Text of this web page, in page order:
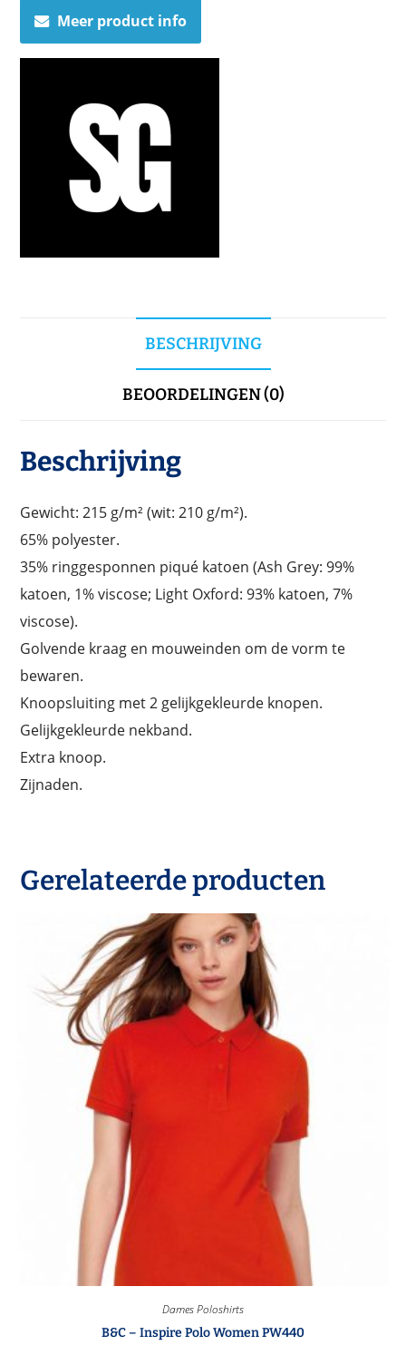
Meer product info
BESCHRIJVING
BEOORDELINGEN (0)
Beschrijving
Gewicht: 215 g/m² (wit: 210 g/m²).
65% polyester.
35% ringgesponnen piqué katoen (Ash Grey: 99%
katoen, 1% viscose; Light Oxford: 93% katoen, 7%
viscose).
Golvende kraag en mouweinden om de vorm te
bewaren.
Knoopsluiting met 2 gelijkgekleurde knopen.
Gelijkgekleurde nekband.
Extra knoop.
Zijnaden.
Gerelateerde producten
Dames Poloshirts
B&C – Inspire Polo Women PW440